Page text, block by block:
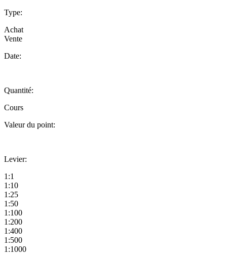
Type:
Achat
Vente
Date:
Quantité:
Cours
Valeur du point:
Levier:
1:1
1:10
1:25
1:50
1:100
1:200
1:400
1:500
1:1000